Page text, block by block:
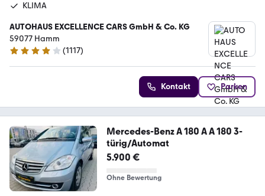
KLIMA
AUTOHAUS EXCELLENCE CARS GmbH & Co. KG
59077 Hamm
4.2 Sterne
(1117)
Kontakt Parken
Mercedes-Benz A 180 A A 180 3-
türig/Automat
5.900 €
Ohne Bewertung